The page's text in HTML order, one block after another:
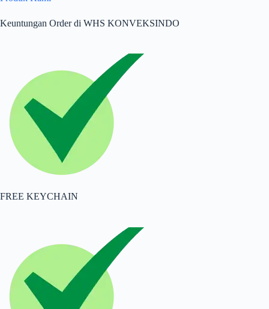
Keuntungan Order di WHS KONVEKSINDO
FREE KEYCHAIN